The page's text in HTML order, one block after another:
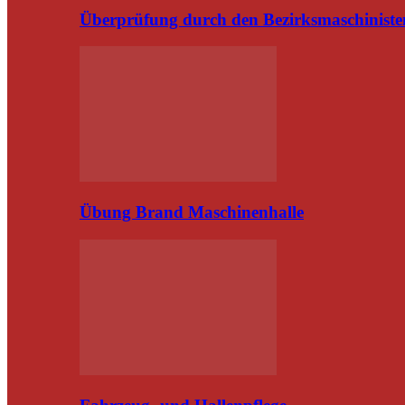
Überprüfung durch den
Übung Brand Maschinenhalle